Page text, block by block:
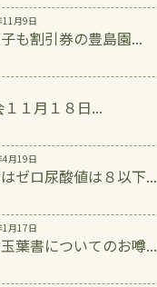
月9日
も割引券の豊島園...
１月１８日...
月19日
ゼロ尿酸値は８以下...
月17日
葉書についてのお噂...